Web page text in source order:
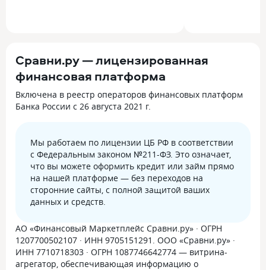
Сравни.ру — лицензированная
финансовая платформа
Включена в реестр операторов финансовых платформ
Банка России с 26 августа 2021 г.
Мы работаем по лицензии ЦБ РФ в соответствии
с Федеральным законом №211-ФЗ. Это означает,
что вы можете оформить кредит или займ прямо
на нашей платформе — без переходов на
сторонние сайты, с полной защитой ваших
данных и средств.
АО «Финансовый Маркетплейс Сравни.ру» · ОГРН
1207700502107 · ИНН 9705151291. ООО «Сравни.ру» ·
ИНН 7710718303 · ОГРН 1087746642774 — витрина-
агрегатор, обеспечивающая информацию о